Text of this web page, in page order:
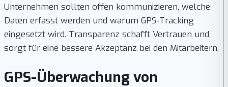
Unternehmen sollten offen kommunizieren, welche
Daten erfasst werden und warum GPS-Tracking
eingesetzt wird. Transparenz schafft Vertrauen und
sorgt für eine bessere Akzeptanz bei den Mitarbeitern.
GPS-Überwachung von